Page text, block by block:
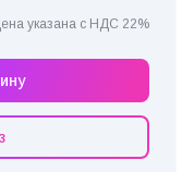
указана с НДС 22%